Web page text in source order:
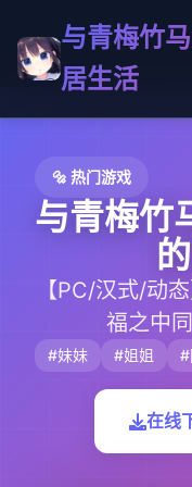
与青梅竹
居生活
🔩 热门游戏
与青梅竹
【PC/汉式/动
福之中
#妹妹 #姐姐 #
在线